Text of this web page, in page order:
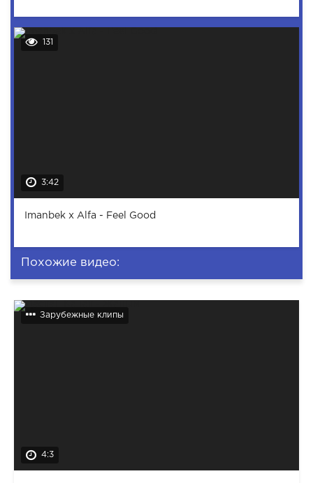
131
3:42
Imanbek x Alfa - Feel Good
Похожие видео:
Зарубежные клипы
4:3